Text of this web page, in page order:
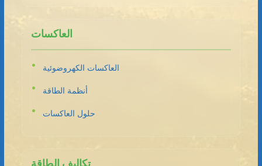
العاكسات
العاكسات الكهروضوئية
أنظمة الطاقة
حلول العاكسات